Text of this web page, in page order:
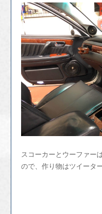
スコーカーとウーファー
ので、作り物はツイータ